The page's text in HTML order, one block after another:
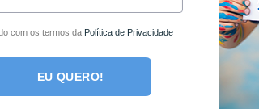
com os termos da Política de Privacidade
EU QUERO!